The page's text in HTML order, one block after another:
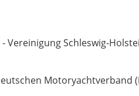
Schleswig-
Motoryachtverband